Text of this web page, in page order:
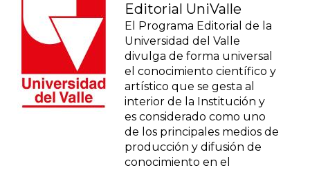
Psicología
Violencia
Editorial UniValle
El Programa Editorial de la
Universidad del Valle
divulga de forma universal
el conocimiento científico y
artístico que se gesta al
interior de la Institución y
es considerado como uno
de los principales medios de
producción y difusión de
conocimiento en el